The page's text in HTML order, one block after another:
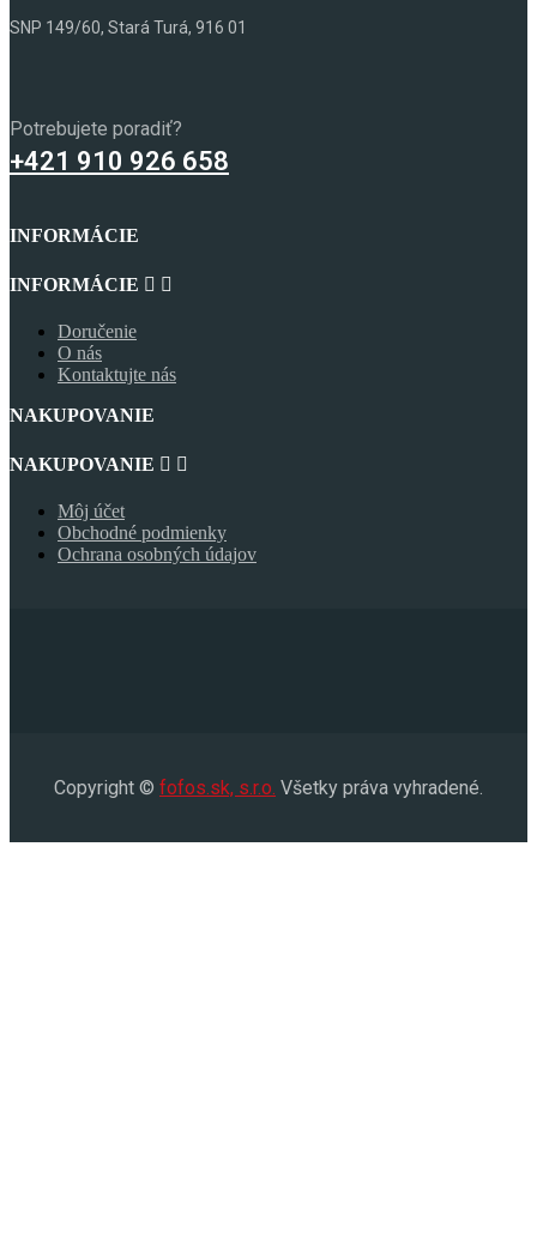
SNP 149/60, Stará Turá, 916 01
Potrebujete poradiť?
+421 910 926 658
INFORMÁCIE
INFORMÁCIE  
Doručenie
O nás
Kontaktujte nás
NAKUPOVANIE
NAKUPOVANIE  
Môj účet
Obchodné podmienky
Ochrana osobných údajov
Copyright © fofos.sk, s.r.o. Všetky práva vyhradené.